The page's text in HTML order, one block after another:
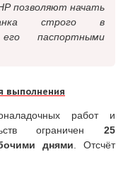
позволяют начать
строго в
паспортными
выполнения
работ и
ограничен 25
днями . Отсчёт